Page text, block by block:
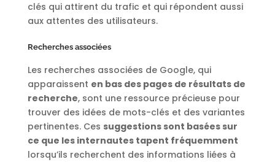
clés qui attirent du trafic et qui répondent aussi
aux attentes des utilisateurs.
Recherches associées
Les recherches associées de Google, qui
apparaissent en bas des pages de résultats de
recherche, sont une ressource précieuse pour
trouver des idées de mots-clés et des variantes
pertinentes. Ces suggestions sont basées sur
ce que les internautes tapent fréquemment
lorsqu’ils recherchent des informations liées à